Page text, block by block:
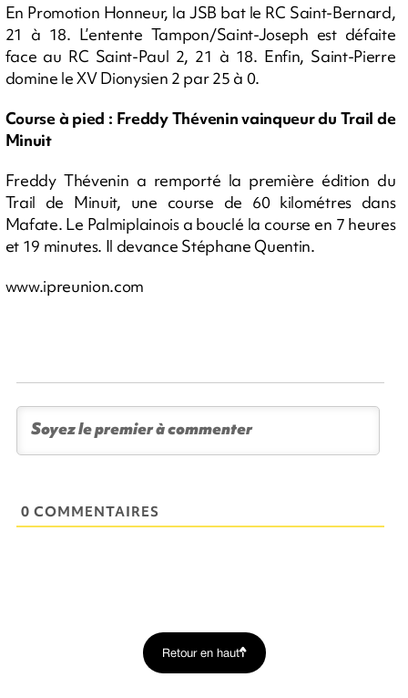
En Promotion Honneur, la JSB bat le RC Saint-Bernard,
21 à 18. L’entente Tampon/Saint-Joseph est défaite
face au RC Saint-Paul 2, 21 à 18. Enfin, Saint-Pierre
domine le XV Dionysien 2 par 25 à 0.
Course à pied : Freddy Thévenin vainqueur du Trail de
Minuit
Freddy Thévenin a remporté la première édition du
Trail de Minuit, une course de 60 kilométres dans
Mafate. Le Palmiplainois a bouclé la course en 7 heures
et 19 minutes. Il devance Stéphane Quentin.
www.ipreunion.com
0 COMMENTAIRES
Retour en haut